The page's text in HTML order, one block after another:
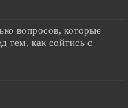
вопросов, которые
тем, как сойтись с